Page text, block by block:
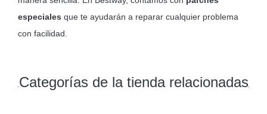
especiales que te ayudarán a reparar cualquier problema
con facilidad.
Categorías de la tienda relacionadas